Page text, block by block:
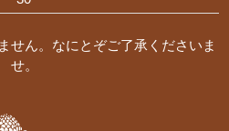
せん。なにとぞご了承くださいま
せ。